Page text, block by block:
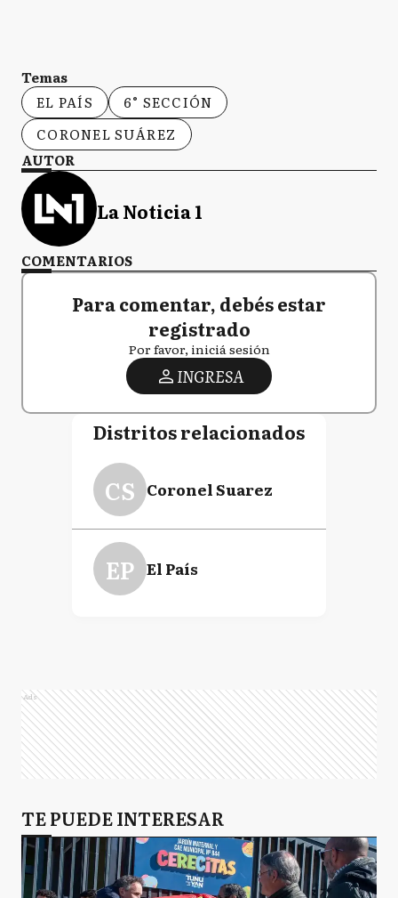
Temas
EL PAÍS
6° SECCIÓN
CORONEL SUÁREZ
AUTOR
La Noticia 1
COMENTARIOS
Para comentar, debés estar
registrado
Por favor, iniciá sesión
INGRESA
Distritos relacionados
CS Coronel Suarez
EP El País
Ads
TE PUEDE INTERESAR